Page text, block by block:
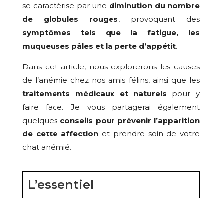
se caractérise par une diminution du nombre
de globules rouges, provoquant des
symptômes tels que la fatigue, les
muqueuses pâles et la perte d’appétit.
Dans cet article, nous explorerons les causes
de l’anémie chez nos amis félins, ainsi que les
traitements médicaux et naturels pour y
faire face. Je vous partagerai également
quelques conseils pour prévenir l’apparition
de cette affection et prendre soin de votre
chat anémié.
L’essentiel